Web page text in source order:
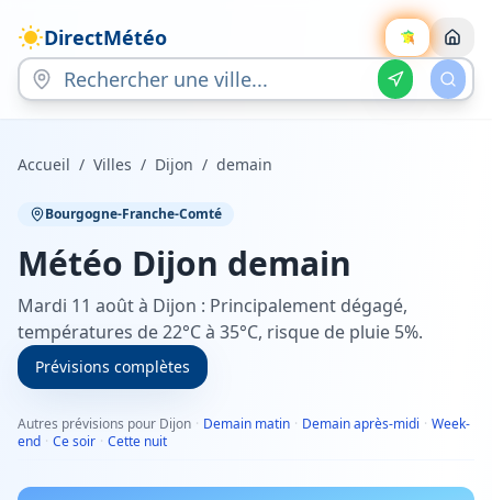
DirectMétéo
Accueil / Villes / Dijon / demain
Bourgogne-Franche-Comté
Météo Dijon demain
Mardi 11 août à Dijon : Principalement dégagé,
températures de 22°C à 35°C, risque de pluie 5%.
Prévisions complètes
Autres prévisions pour Dijon · Demain matin · Demain après-midi · Week-
end · Ce soir · Cette nuit